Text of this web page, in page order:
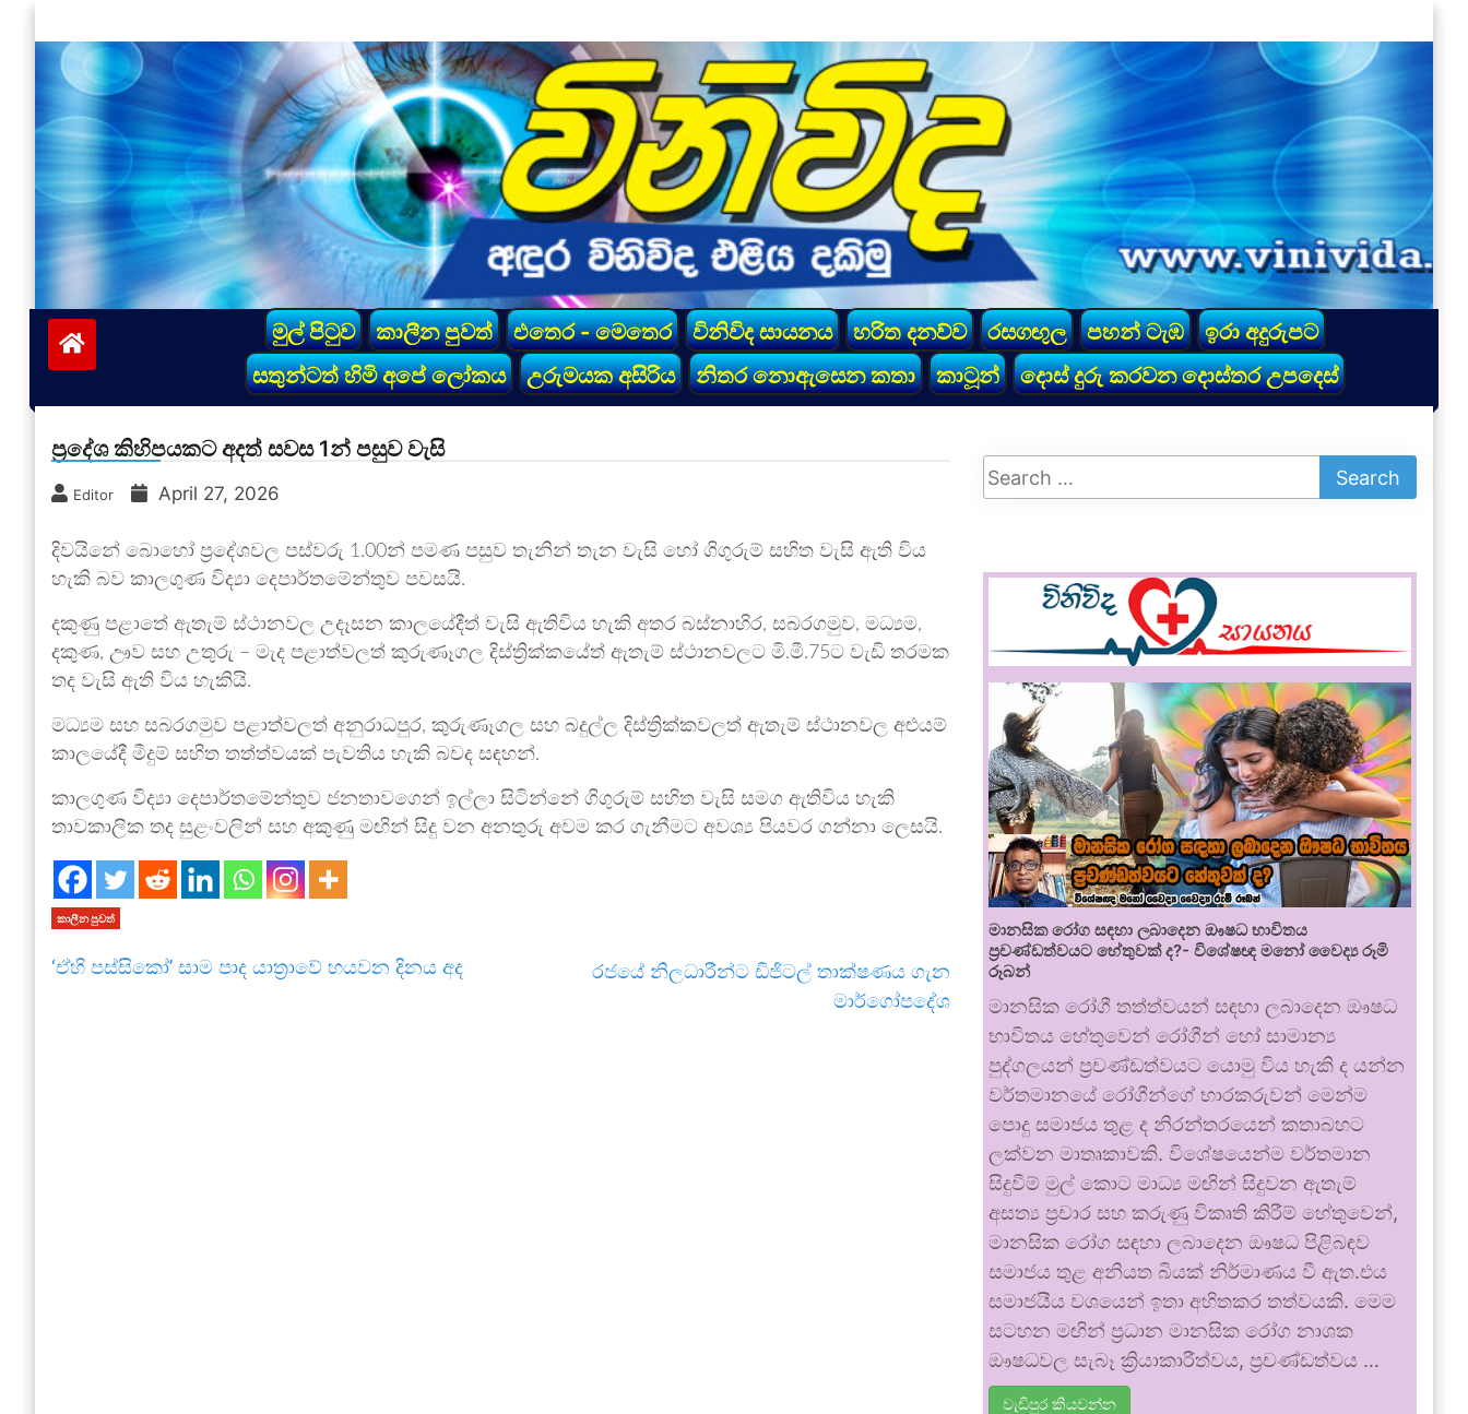
to
content
vinivida.lk
මුල් පිටුව කාලීන පුවත් එතෙර - මෙතෙර විනිවිද සායනය හරිත දනව්ව රසගඟුල පහන් ටැඹ
ඉරා අදුරුපට
සතුන්ටත් හිමි අපේ ලෝකය
උරුමයක අසිරිය නිතර නොඇසෙන කතා කාටූන් දොස් දුරු කරවන දොස්තර උපදෙස්
ප්‍රදේශ කිහිපයකට අදත් සවස 1න් පසුව වැසි
Editor April 27, 2026
දිවයිනේ බොහෝ ප්‍රදේශවල පස්වරු 1.00න් පමණ පසුව තැනින් තැන වැසි හෝ ගිගුරුම් සහිත වැසි ඇති විය
හැකි බව කාලගුණ විද්‍යා දෙපාර්තමේන්තුව පවසයි.
දකුණු පළාතේ ඇතැම් ස්ථානවල උදෑසන කාලයේදීත් වැසි ඇතිවිය හැකි අතර බස්නාහිර, සබරගමුව, මධ්‍යම,
දකුණ, ඌව සහ උතුරු – මැද පළාත්වලත් කුරුණෑගල දිස්ත්‍රික්කයේත් ඇතැම් ස්ථානවලට මි.මී.75ට වැඩි තරමක
තද වැසි ඇති විය හැකියි.
මධ්‍යම සහ සබරගමුව පළාත්වලත් අනුරාධපුර, කුරුණෑගල සහ බදුල්ල දිස්ත්‍රික්කවලත් ඇතැම් ස්ථානවල අළුයම්
කාලයේදී මීදුම් සහිත තත්ත්වයක් පැවතිය හැකි බවද සඳහන්.
කාලගුණ විද්‍යා දෙපාර්තමේන්තුව ජනතාවගෙන් ඉල්ලා සිටින්නේ ගිගුරුම් සහිත වැසි සමග ඇතිවිය හැකි
තාවකාලික තද සුළංවලින් සහ අකුණු මඟින් සිදු වන අනතුරු අවම කර ගැනීමට අවශ්‍ය පියවර ගන්නා ලෙසයි.
කාලීන පුවත්
‘ඒහි පස්සිකෝ’ සාම පාද යාත්‍රාවේ හයවන දිනය අද
රජයේ නිලධාරීන්ට ඩිජිටල් තාක්ෂණය ගැන
මාර්ගෝපදේශ
මානසික රෝග සඳහා ලබාදෙන ඖෂධ භාවිතය
ප්‍රචණ්ඩත්වයට හේතුවක් ද?- විශේෂඥ මනෝ වෛද්‍ය රූමි
රූබන්
මානසික රෝගී තත්ත්වයන් සඳහා ලබාදෙන ඖෂධ
භාවිතය හේතුවෙන් රෝගීන් හෝ සාමාන්‍ය
පුද්ගලයන් ප්‍රචණ්ඩත්වයට යොමු විය හැකි ද යන්න
වර්තමානයේ රෝගීන්ගේ භාරකරුවන් මෙන්ම
පොදු සමාජය තුළ ද නිරන්තරයෙන් කතාබහට
ලක්වන මාතෘකාවකි. විශේෂයෙන්ම වර්තමාන
සිදුවීම් මුල් කොට මාධ්‍ය මඟින් සිදුවන ඇතැම්
අසත්‍ය ප්‍රචාර සහ කරුණු විකෘති කිරීම් හේතුවෙන්,
මානසික රෝග සඳහා ලබාදෙන ඖෂධ පිළිබඳව
සමාජය තුළ අනියත බියක් නිර්මාණය වී ඇත.එය
සමාජයීය වශයෙන් ඉතා අහිතකර තත්වයකි. මෙම
සටහන මඟින් ප්‍රධාන මානසික රෝග නාශක
ඖෂධවල සැබෑ ක්‍රියාකාරීත්වය, ප්‍රචණ්ඩත්වය …
වැඩිපුර කියවන්න